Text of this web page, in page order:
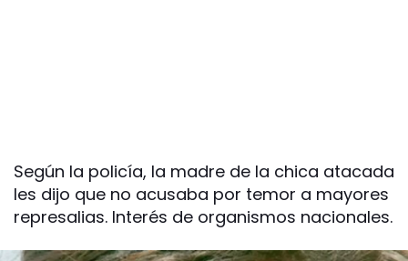
Según la policía, la madre de la chica atacada
les dijo que no acusaba por temor a mayores
represalias. Interés de organismos nacionales.